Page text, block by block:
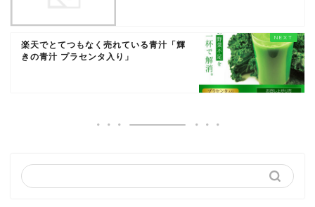
楽天でとてつもなく売れている青汁「輝
きの青汁 プラセンタ入り」